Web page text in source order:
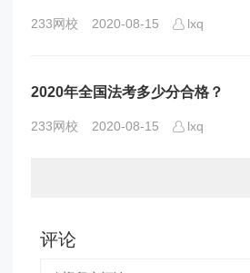
233网校 2020-08-15 lxq
2020年全国法考多少分合格？
233网校 2020-08-15 lxq